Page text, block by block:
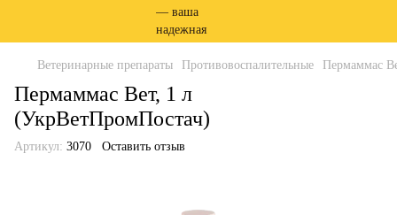
Ветеринарные препараты Противовоспалительные Пермаммас
Пермаммас Вет, 1 л
(УкрВетПромПостач)
Артикул: 3070 Оставить отзыв